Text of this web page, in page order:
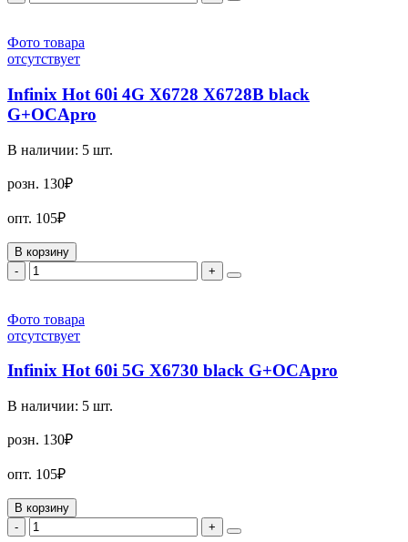
Фото товара
отсутствует
Infinix Hot 60i 4G X6728 X6728B black
G+OCApro
В наличии: 5 шт.
розн. 130₽
опт. 105₽
В корзину
-
+
Фото товара
отсутствует
Infinix Hot 60i 5G X6730 black G+OCApro
В наличии: 5 шт.
розн. 130₽
опт. 105₽
В корзину
-
+